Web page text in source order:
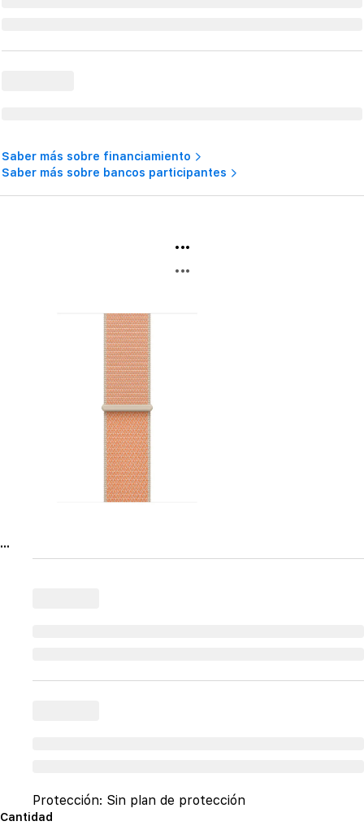
Saber más sobre financiamiento
Saber más sobre bancos participantes
...
...
...
Protección: Sin plan de protección
Cantidad